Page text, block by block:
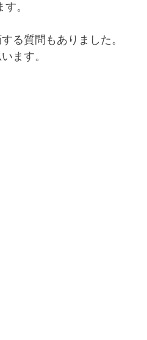
。
る質問もありました。
ます。